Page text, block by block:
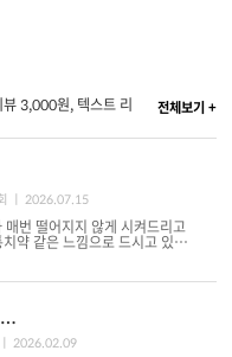
3,000원, 텍스트 리 전체보기 +
ㅣ 2026.07.15
번 떨어지지 않게 시켜드리고
지인이 소개해줘 알게된 후 지속적으로 구매중
ㅣ 2026.02.09